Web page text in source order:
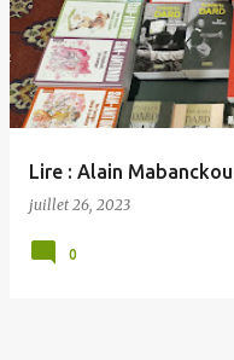
Lire : Alain
juillet 26, 2023
0